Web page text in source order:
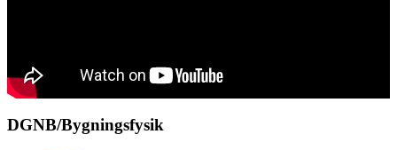
DGNB/Bygningsfysik